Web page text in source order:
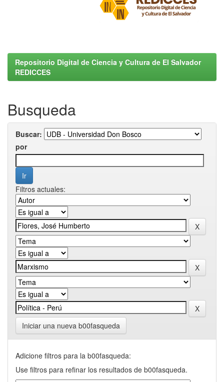
Repositorio Digital de Ciencia y Cultura de El Salvador
REDICCES
Busqueda
Buscar:
por
Filtros actuales:
Iniciar una nueva b00fasqueda
Adicione filtros para la b00fasqueda:
Use filtros para refinar los resultados de b00fasqueda.